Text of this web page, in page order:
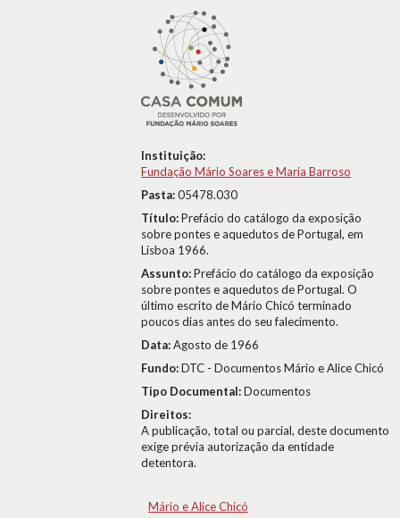
Instituição:
Fundação Mário Soares e Maria Barroso
Pasta:05478.030
Título:Prefácio do catálogo da exposição
sobre pontes e aquedutos de Portugal, em
Lisboa 1966.
Assunto:Prefácio do catálogo da exposição
sobre pontes e aquedutos de Portugal. O
último escrito de Mário Chicó terminado
poucos dias antes do seu falecimento.
Data:Agosto de 1966
Fundo:DTC - Documentos Mário e Alice Chicó
Tipo Documental:Documentos
Direitos:
A publicação, total ou parcial, deste documento
exige prévia autorização da entidade
detentora.
Mário e Alice Chicó